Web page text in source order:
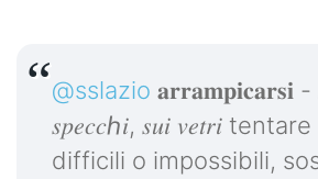
@sslazio 𝐚𝐫𝐫𝐚𝐦𝐩𝐢𝐜𝐚𝐫𝐬𝐢 -
𝑠𝑝𝑒𝑐𝑐ℎ𝑖, 𝑠𝑢𝑖 𝑣𝑒𝑡𝑟𝑖
difficili o impossibili,